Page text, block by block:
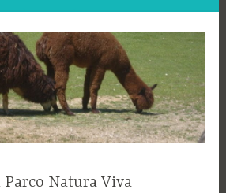
Natura Viva